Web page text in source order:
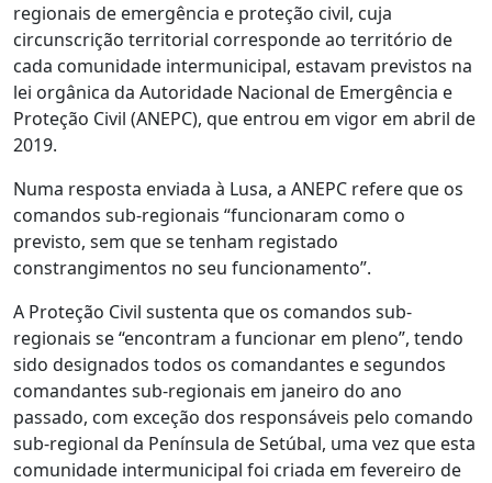
regionais de emergência e proteção civil, cuja
circunscrição territorial corresponde ao território de
cada comunidade intermunicipal, estavam previstos na
lei orgânica da Autoridade Nacional de Emergência e
Proteção Civil (ANEPC), que entrou em vigor em abril de
2019.
Numa resposta enviada à Lusa, a ANEPC refere que os
comandos sub-regionais “funcionaram como o
previsto, sem que se tenham registado
constrangimentos no seu funcionamento”.
A Proteção Civil sustenta que os comandos sub-
regionais se “encontram a funcionar em pleno”, tendo
sido designados todos os comandantes e segundos
comandantes sub-regionais em janeiro do ano
passado, com exceção dos responsáveis pelo comando
sub-regional da Península de Setúbal, uma vez que esta
comunidade intermunicipal foi criada em fevereiro de